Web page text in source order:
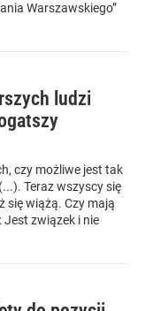
Warszawskiego”
ludzi
czy możliwe jest tak
Teraz wszyscy się
się wiążą. Czy mają
Jest związek i nie